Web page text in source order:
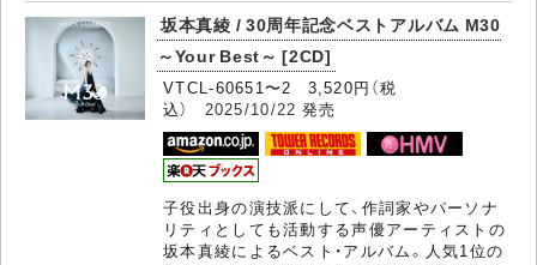
坂本真綾 / 30周年記念ベストアルバム M30
～Your Best～ [2CD]
VTCL-60651〜2 3,520円（税
込） 2025/10/22 発売
子役出身の演技派にして、作詞家やパーソナ
リティとしても活動する声優アーティストの
坂本真綾によるベスト・アルバム。人気1位の